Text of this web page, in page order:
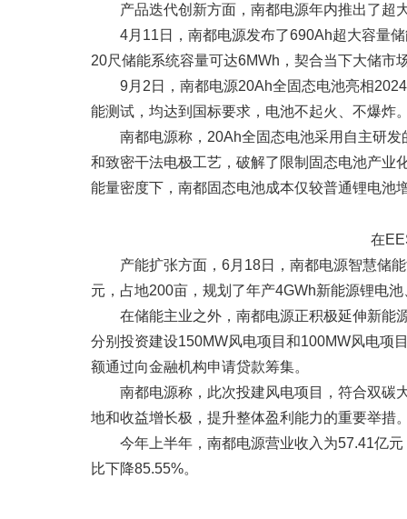
产品迭代创新方面，南都电源年内推出了超
4月11日，南都电源发布了690Ah超大容量
20尺储能系统容量可达6MWh，契合当下大储市
9月2日，南都电源20Ah全固态电池亮相
能测试，均达到国标要求，电池不起火、不爆炸
南都电源称，20Ah全固态电池采用自主研
和致密干法电极工艺，破解了限制固态电池产业
能量密度下，南都固态电池成本仅较普通锂电池
在
产能扩张方面，6月18日，南都电源智慧储
元，占地200亩，规划了年产4GWh新能源锂电
在储能主业之外，南都电源正积极延伸新能
分别投资建设150MW风电项目和100MW风电项
额通过向金融机构申请贷款筹集。
南都电源称，此次投建风电项目，符合双碳
地和收益增长极，提升整体盈利能力的重要举措
今年上半年，南都电源营业收入为57.41亿
比下降85.55%。